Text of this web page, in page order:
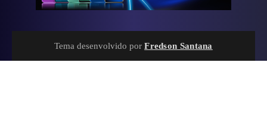
Tema desenvolvido por Fredson Santana